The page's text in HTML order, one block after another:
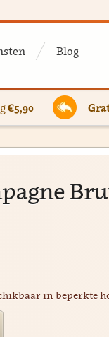
Blog
€5,90
in beperkte